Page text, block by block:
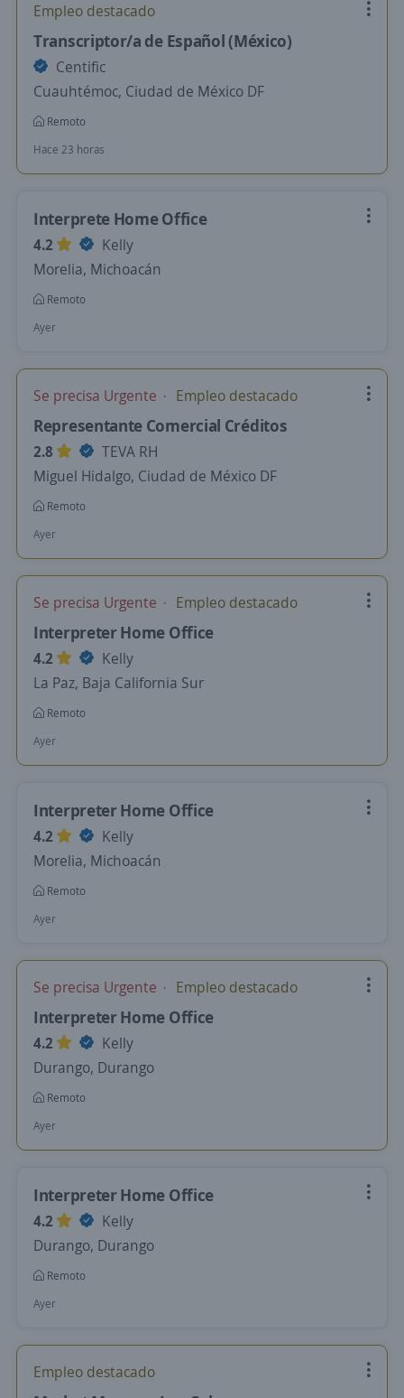
Empleo destacado
Transcriptor/a de Español (México)
Centific
Cuauhtémoc, Ciudad de México DF
Remoto
Hace 23 horas
Interprete Home Office
4.2
Kelly
Morelia, Michoacán
Remoto
Ayer
Se precisa Urgente Empleo destacado
Representante Comercial Créditos
2.8
TEVA RH
Miguel Hidalgo, Ciudad de México DF
Remoto
Ayer
Se precisa Urgente Empleo destacado
Interpreter Home Office
4.2
Kelly
La Paz, Baja California Sur
Remoto
Ayer
Interpreter Home Office
4.2
Kelly
Morelia, Michoacán
Remoto
Ayer
Se precisa Urgente Empleo destacado
Interpreter Home Office
4.2
Kelly
Durango, Durango
Remoto
Ayer
Interpreter Home Office
4.2
Kelly
Durango, Durango
Remoto
Ayer
Empleo destacado